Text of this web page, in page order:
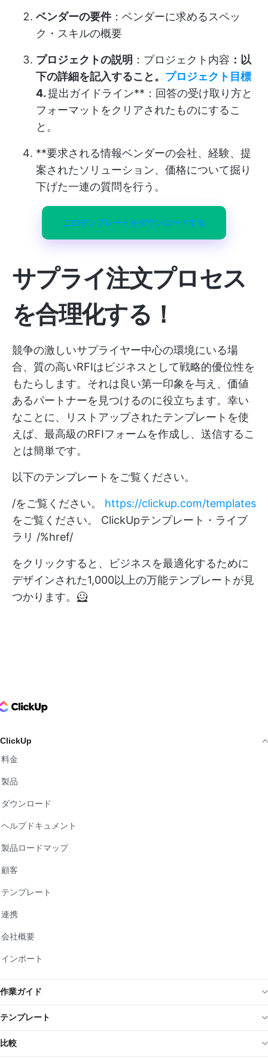
ベンダーの要件：ベンダーに求めるスペッ
ク・スキルの概要
プロジェクトの説明 ：プロジェクト内容 ：以
下の詳細を記入すること。 プロジェクト目標
4.提出ガイドライン**：回答の受け取り方と
フォーマットをクリアされたものにするこ
と。
**要求される情報ベンダーの会社、経験、提
案されたソリューション、価格について掘り
下げた一連の質問を行う。
このテンプレートをダウンロードする
サプライ注文プロセス
を合理化する！
競争の激しいサプライヤー中心の環境にいる場
合、質の高いRFIはビジネスとして戦略的優位性を
もたらします。それは良い第一印象を与え、価値
あるパートナーを見つけるのに役立ちます。幸い
なことに、リストアップされたテンプレートを使
えば、最高級のRFIフォームを作成し、送信するこ
とは簡単です。
以下のテンプレートをご覧ください。
/をご覧ください。 https://clickup.com/templates
をご覧ください。 ClickUpテンプレート・ライブ
ラリ /%href/
をクリックすると、ビジネスを最適化するために
デザインされた1,000以上の万能テンプレートが見
つかります。🦸
Logo
ClickUp
料金
製品
ダウンロード
ヘルプドキュメント
製品ロードマップ
顧客
テンプレート
連携
会社概要
インポート
作業ガイド
テンプレート
比較